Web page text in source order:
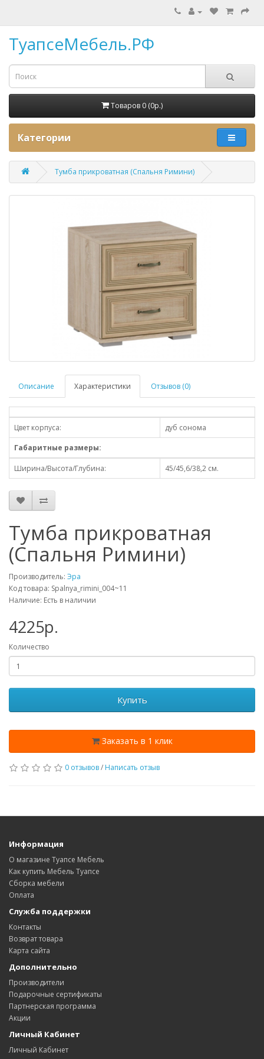
ТуапсеМебель.РФ
Товаров 0 (0p.)
Категории
Тумба прикроватная (Спальня Римини)
Описание Характеристики Отзывов (0)
Цвет корпуса:
дуб сонома
Габаритные размеры:
Ширина/Высота/Глубина: 45/45,6/38,2 см.
Тумба прикроватная
(Спальня Римини)
Производитель: Эра
Код товара: Spalnya_rimini_004~11
Наличие: Есть в наличии
4225p.
Количество
Купить
Заказать в 1 клик
0 отзывов/ Написать отзыв
Информация
О магазине Туапсе Мебель
Как купить Мебель Туапсе
Сборка мебели
Оплата
Служба поддержки
Контакты
Возврат товара
Карта сайта
Дополнительно
Производители
Подарочные сертификаты
Партнерская программа
Акции
Личный Кабинет
Личный Кабинет